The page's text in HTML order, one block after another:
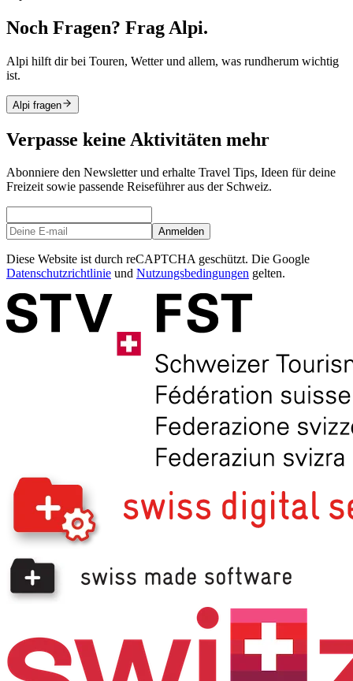
Noch Fragen? Frag Alpi.
Alpi hilft dir bei Touren, Wetter und allem, was rundherum wichtig
ist.
Alpi fragen
Verpasse keine Aktivitäten mehr
Abonniere den Newsletter und erhalte Travel Tips, Ideen für deine
Freizeit sowie passende Reiseführer aus der Schweiz.
Anmelden
Diese Website ist durch reCAPTCHA geschützt. Die Google
Datenschutzrichtlinie und Nutzungsbedingungen gelten.